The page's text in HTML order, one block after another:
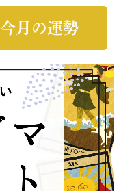
今月の運勢